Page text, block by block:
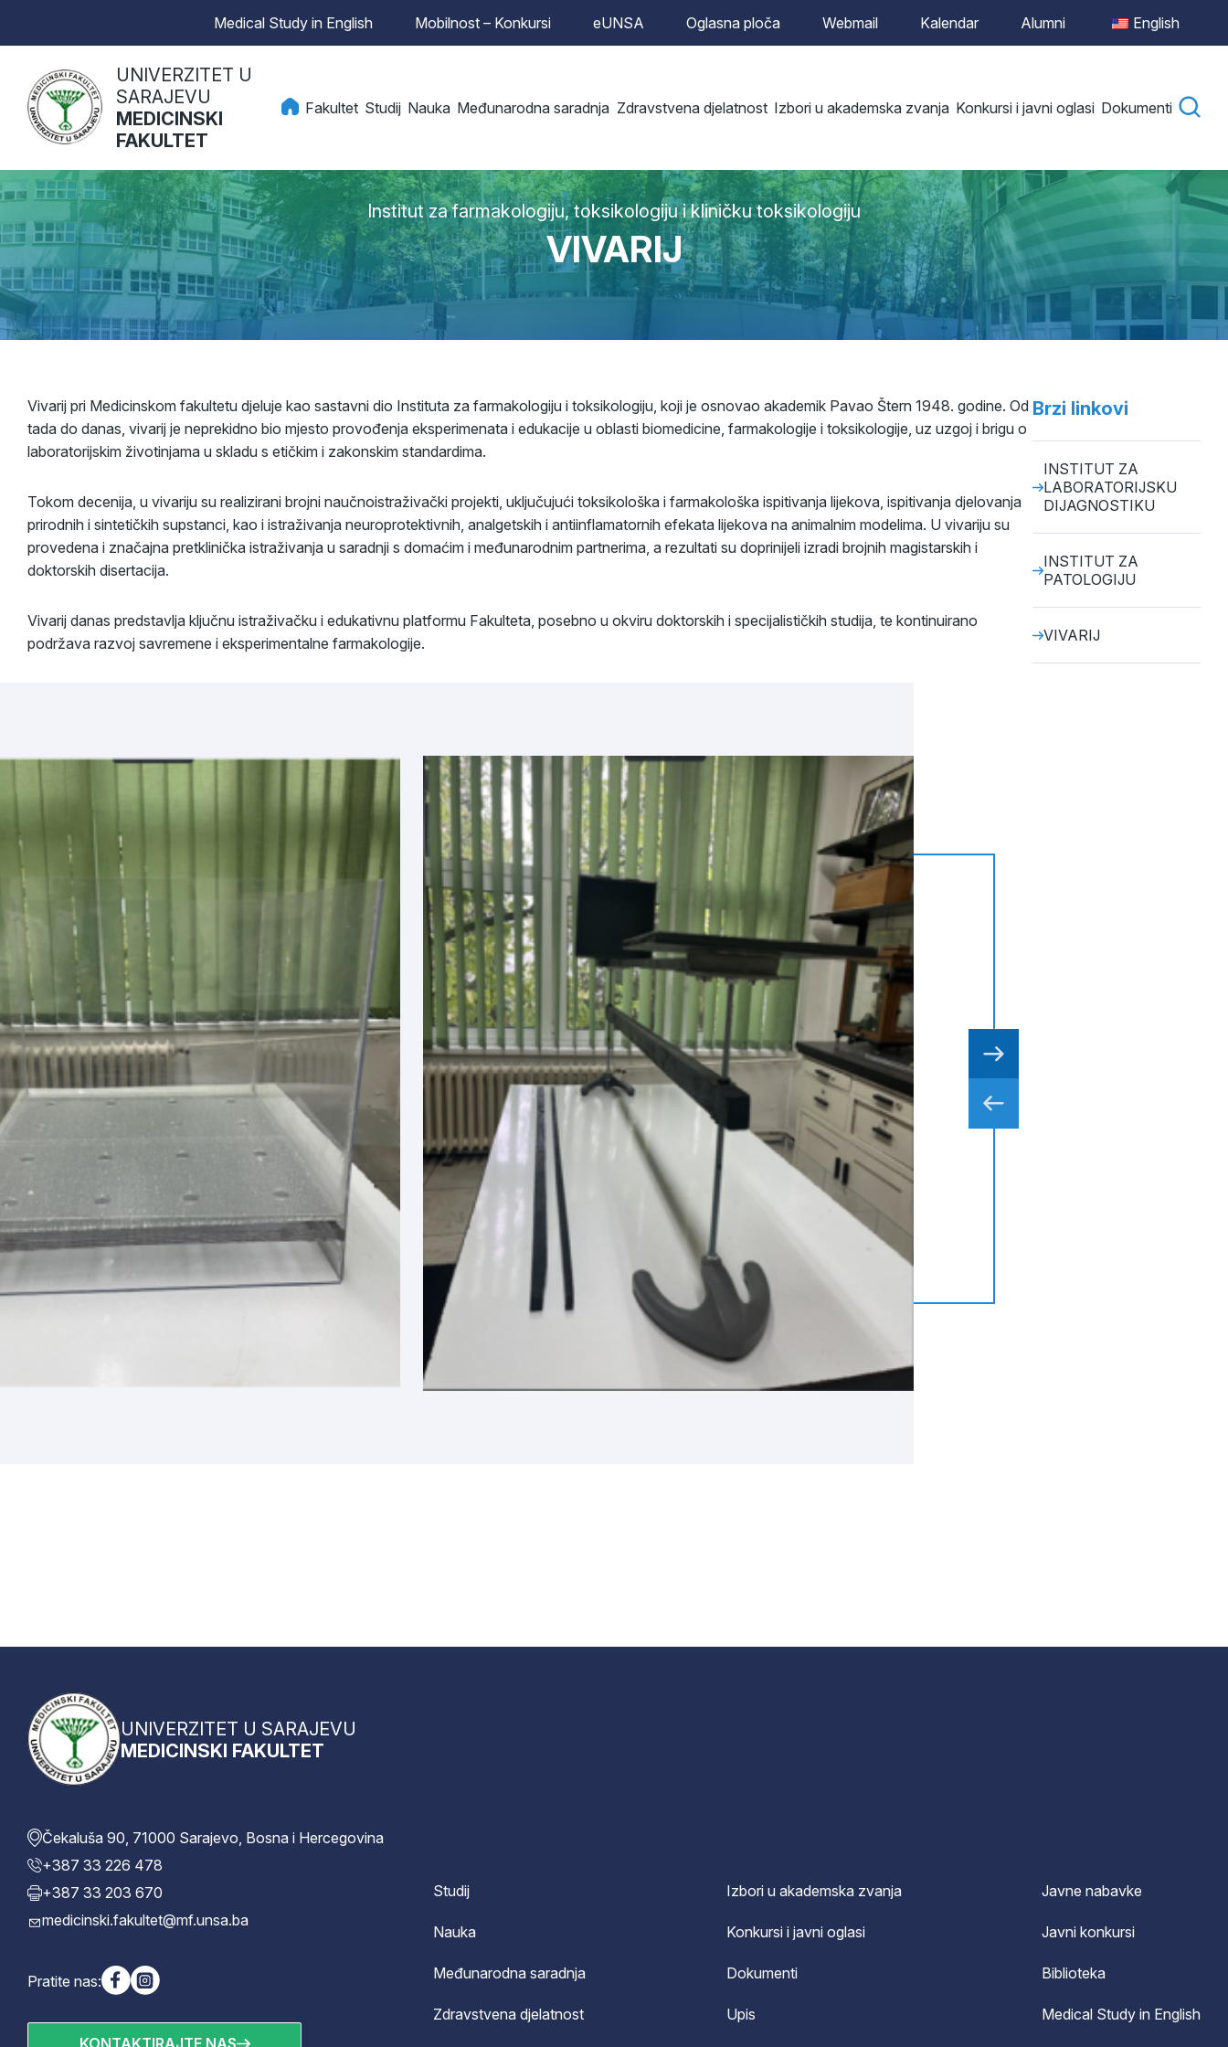
Medical Study in English Mobilnost – Konkursi eUNSA Oglasna ploča Webmail Kalendar Alumni English
UNIVERZITET U
SARAJEVU
MEDICINSKI
FAKULTET
Fakultet Studij Nauka Međunarodna saradnja Zdravstvena djelatnost Izbori u akademska zvanja Konkursi i javni oglasi Dokumenti
Institut za farmakologiju, toksikologiju i kliničku toksikologiju
VIVARIJ
Vivarij pri Medicinskom fakultetu djeluje kao sastavni dio Instituta za farmakologiju i toksikologiju, koji je osnovao akademik Pavao Štern 1948. godine. Od
tada do danas, vivarij je neprekidno bio mjesto provođenja eksperimenata i edukacije u oblasti biomedicine, farmakologije i toksikologije, uz uzgoj i brigu o
laboratorijskim životinjama u skladu s etičkim i zakonskim standardima.
Tokom decenija, u vivariju su realizirani brojni naučnoistraživački projekti, uključujući toksikološka i farmakološka ispitivanja lijekova, ispitivanja djelovanja
prirodnih i sintetičkih supstanci, kao i istraživanja neuroprotektivnih, analgetskih i antiinflamatornih efekata lijekova na animalnim modelima. U vivariju su
provedena i značajna pretklinička istraživanja u saradnji s domaćim i međunarodnim partnerima, a rezultati su doprinijeli izradi brojnih magistarskih i
doktorskih disertacija.
Vivarij danas predstavlja ključnu istraživačku i edukativnu platformu Fakulteta, posebno u okviru doktorskih i specijalističkih studija, te kontinuirano
podržava razvoj savremene i eksperimentalne farmakologije.
Brzi linkovi
INSTITUT ZA
LABORATORIJSKU
DIJAGNOSTIKU
INSTITUT ZA
PATOLOGIJU
VIVARIJ
UNIVERZITET U SARAJEVU
MEDICINSKI FAKULTET
Čekaluša 90, 71000 Sarajevo, Bosna i Hercegovina
+387 33 226 478
+387 33 203 670
medicinski.fakultet@mf.unsa.ba
Pratite nas:
Studij
Nauka
Međunarodna saradnja
Zdravstvena djelatnost
Izbori u akademska zvanja
Konkursi i javni oglasi
Dokumenti
Upis
Javne nabavke
Javni konkursi
Biblioteka
Medical Study in English